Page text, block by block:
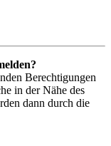
Berechtigungen
in der Nähe des
dann durch die